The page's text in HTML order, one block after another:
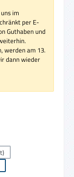
im
per E-
Guthaben und
werden am 13.
dann wieder